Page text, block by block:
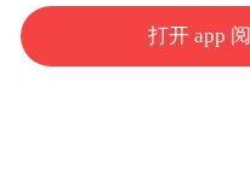
于发挥毕业生所学
稳岗扩岗。
打开 app